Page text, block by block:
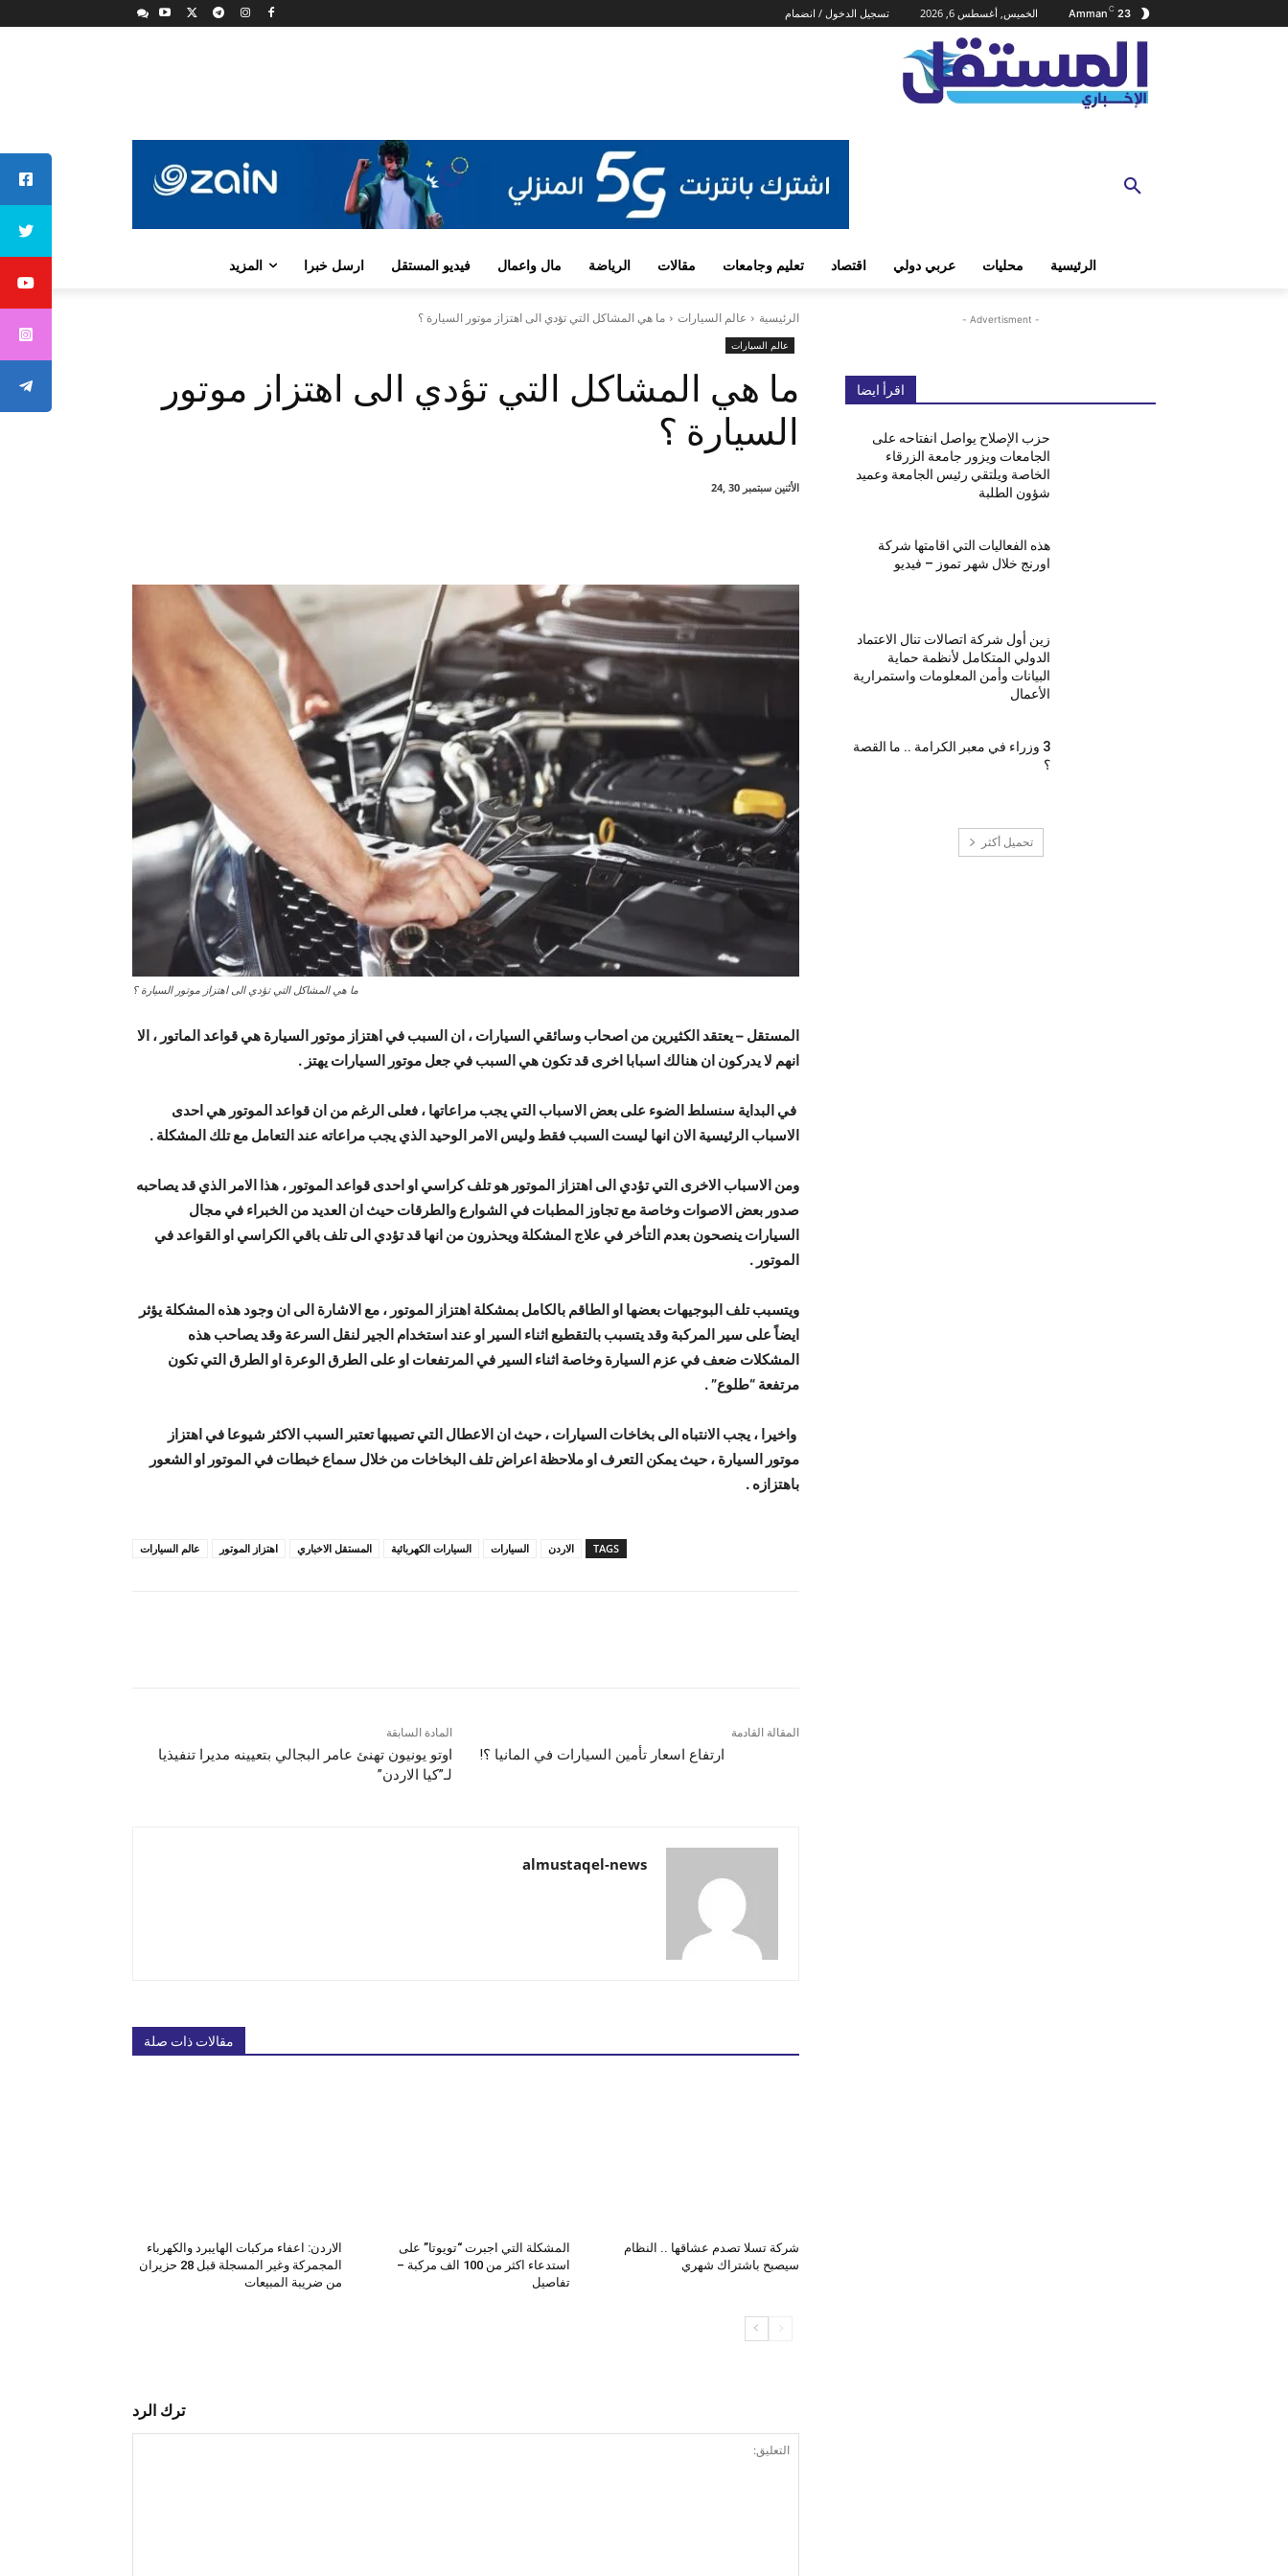
23
C
Amman الخميس, أغسطس 6, 2026 تسجيل الدخول / انضمام
الرئيسية محليات عربي دولي اقتصاد تعليم وجامعات مقالات الرياضة مال واعمال فيديو المستقل ارسل خبرا المزيد
الرئيسية عالم السيارات ما هي المشاكل التي تؤدي الى اهتزاز موتور السيارة ؟
عالم السيارات
ما هي المشاكل التي تؤدي الى اهتزاز موتور
السيارة ؟
الأثنين سبتمبر 30 ,24
ما هي المشاكل التي تؤدي الى اهتزاز موتور السيارة ؟
المستقل –يعتقد الكثيرين من اصحاب وسائقي السيارات ، ان السبب في اهتزاز موتور السيارة هي قواعد الماتور ، الا
انهم لا يدركون ان هنالك اسبابا اخرى قد تكون هي السبب في جعل موتور السيارات يهتز .
في البداية سنسلط الضوء على بعض الاسباب التي يجب مراعاتها ، فعلى الرغم من ان قواعد الموتور هي احدى
الاسباب الرئيسية الان انها ليست السبب فقط وليس الامر الوحيد الذي يجب مراعاته عند التعامل مع تلك المشكلة .
ومن الاسباب الاخرى التي تؤدي الى اهتزاز الموتور هو تلف كراسي او احدى قواعد الموتور ، هذا الامر الذي قد يصاحبه
صدور بعض الاصوات وخاصة مع تجاوز المطبات في الشوارع والطرقات حيث ان العديد من الخبراء في مجال
السيارات ينصحون بعدم التأخر في علاج المشكلة ويحذرون من انها قد تؤدي الى تلف باقي الكراسي او القواعد في
الموتور .
ويتسبب تلف البوجيهات بعضها او الطاقم بالكامل بمشكلة اهتزاز الموتور ، مع الاشارة الى ان وجود هذه المشكلة يؤثر
ايضاً على سير المركبة وقد يتسبب بالتقطيع اثناء السير او عند استخدام الجير لنقل السرعة وقد يصاحب هذه
المشكلات ضعف في عزم السيارة وخاصة اثناء السير في المرتفعات او على الطرق الوعرة او الطرق التي تكون
مرتفعة “طلوع” .
واخيرا ، يجب الانتباه الى بخاخات السيارات ، حيث ان الاعطال التي تصيبها تعتبر السبب الاكثر شيوعا في اهتزاز
موتور السيارة ، حيث يمكن التعرف او ملاحظة اعراض تلف البخاخات من خلال سماع خبطات في الموتور او الشعور
باهتزازه .
TAGS الاردن السيارات السيارات الكهربائية المستقل الاخباري اهتزاز الموتور عالم السيارات
المادة السابقة
اوتو يونيون تهنئ عامر البجالي بتعيينه مديرا تنفيذيا
لـ”كيا الاردن”
المقالة القادمة
ارتفاع اسعار تأمين السيارات في المانيا ؟!
almustaqel-news
مقالات ذات صلة
شركة تسلا تصدم عشاقها .. النظام
سيصبح باشتراك شهري
المشكلة التي اجبرت “تويوتا” على
استدعاء اكثر من 100 الف مركبة –
تفاصيل
الاردن: اعفاء مركبات الهايبرد والكهرباء
المجمركة وغير المسجلة قبل 28 حزيران
من ضريبة المبيعات
ترك الرد
- Advertisment -
اقرأ ايضا
حزب الإصلاح يواصل انفتاحه على
الجامعات ويزور جامعة الزرقاء
الخاصة ويلتقي رئيس الجامعة وعميد
شؤون الطلبة
هذه الفعاليات التي اقامتها شركة
اورنج خلال شهر تموز – فيديو
زين أول شركة اتصالات تنال الاعتماد
الدولي المتكامل لأنظمة حماية
البيانات وأمن المعلومات واستمرارية
الأعمال
3 وزراء في معبر الكرامة .. ما القصة
؟
تحميل أكثر